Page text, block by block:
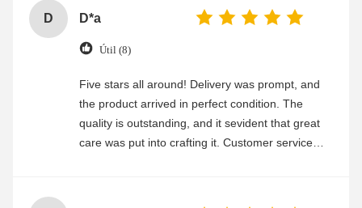
D D*a
Útil (8)
Five stars all around! Delivery was prompt, and
the product arrived in perfect condition. The
quality is outstanding, and it sevident that great
care was put into crafting it. Customer service